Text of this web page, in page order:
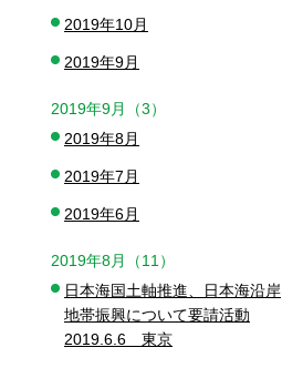
2019年10月
2019年9月
2019年9月（3）
2019年8月
2019年7月
2019年6月
2019年8月（11）
日本海国土軸推進、日本海沿岸
地帯振興について要請活動
2019.6.6 東京